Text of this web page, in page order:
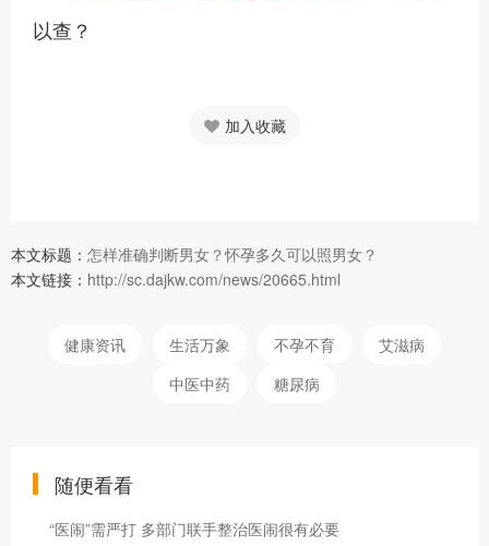
以查？
加入收藏
本文标题： 怎样准确判断男女？怀孕多久可以照男女？
本文链接： http://sc.dajkw.com/news/20665.html
健康资讯 生活万象 不孕不育
艾滋病
中医中药
糖尿病
随便看看
“医闹”需严打 多部门联手整治医闹很有必要